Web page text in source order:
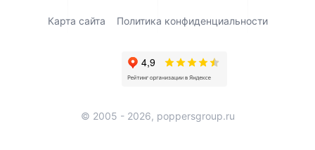
Карта сайта Политика конфиденциальности
© 2005 - 2026, poppersgroup.ru